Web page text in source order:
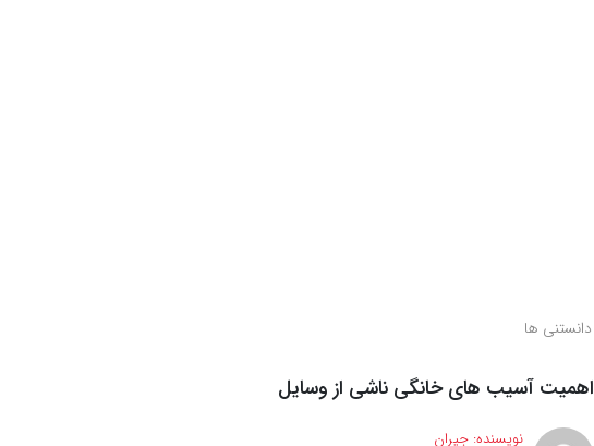
دانستنی ها
اهمیت آسیب های خانگی ناشی از وسایل
نویسنده: جیران